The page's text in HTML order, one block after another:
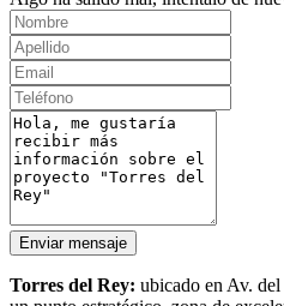
Enviar mensaje
Torres del Rey: ubicado en Av.